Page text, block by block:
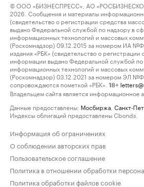
© ООО «БИЗНЕСПРЕСС», АО
2026. Сообщения и материалы
(свидетельство о регистрации средства
выдано Федеральной службой по надзору в
информационных технологий и массовых
(Роскомнадзор) 09.12.2015 за номером ИА
издания «РБК» (свидетельство о регистрации
информации выдано Федеральной службой по
информационных технологий и массовых
(Роскомнадзор) 03.12.2021 за номером ЭЛ
сопровождаются пометкой «РБК».
18+
Владельцем сайта является информационное
Данные предоставлены: Мосбиржа Санкт-
Индексы облигаций предоставлены Cbonds.
Информация об ограничениях
О соблюдении авторских прав
Пользовательское соглашение
Политика в отношении обработки
Политика обработки файлов cookie